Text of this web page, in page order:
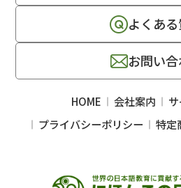
よくあ
お問い
HOME 会社案内
プライバシーポリシー
特定